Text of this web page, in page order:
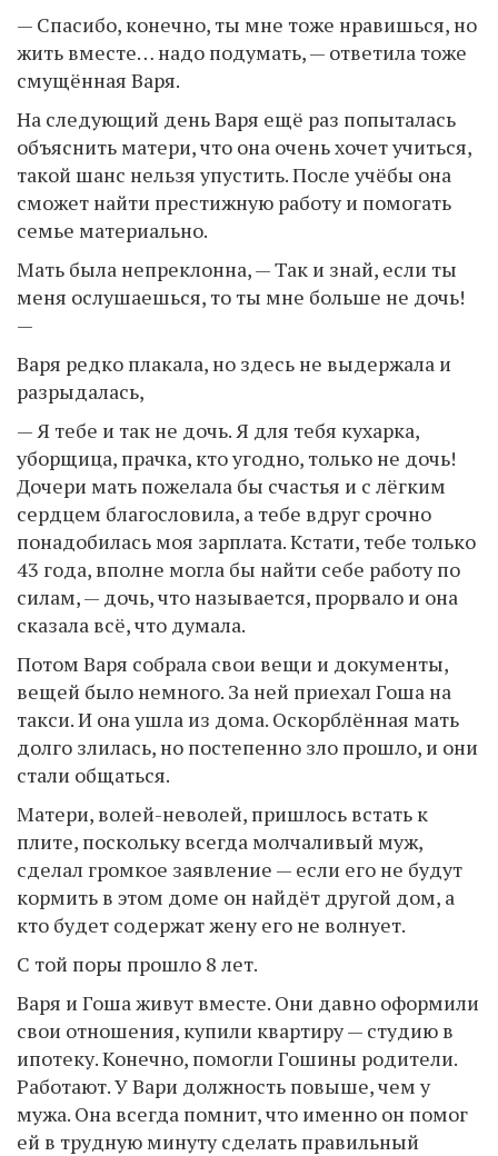
— Спасибо, конечно, ты мне тоже нравишься, но
жить вместе… надо подумать, — ответила тоже
смущённая Варя.
На следующий день Варя ещё раз попыталась
объяснить матери, что она очень хочет учиться,
такой шанс нельзя упустить. После учёбы она
сможет найти престижную работу и помогать
семье материально.
Мать была непреклонна, — Так и знай, если ты
меня ослушаешься, то ты мне больше не дочь!
—
Варя редко плакала, но здесь не выдержала и
разрыдалась,
— Я тебе и так не дочь. Я для тебя кухарка,
уборщица, прачка, кто угодно, только не дочь!
Дочери мать пожелала бы счастья и с лёгким
сердцем благословила, а тебе вдруг срочно
понадобилась моя зарплата. Кстати, тебе только
43 года, вполне могла бы найти себе работу по
силам, — дочь, что называется, прорвало и она
сказала всё, что думала.
Потом Варя собрала свои вещи и документы,
вещей было немного. За ней приехал Гоша на
такси. И она ушла из дома. Оскорблённая мать
долго злилась, но постепенно зло прошло, и они
стали общаться.
Матери, волей-неволей, пришлось встать к
плите, поскольку всегда молчаливый муж,
сделал громкое заявление — если его не будут
кормить в этом доме он найдёт другой дом, а
кто будет содержат жену его не волнует.
С той поры прошло 8 лет.
Варя и Гоша живут вместе. Они давно оформили
свои отношения, купили квартиру — студию в
ипотеку. Конечно, помогли Гошины родители.
Работают. У Вари должность повыше, чем у
мужа. Она всегда помнит, что именно он помог
ей в трудную минуту сделать правильный